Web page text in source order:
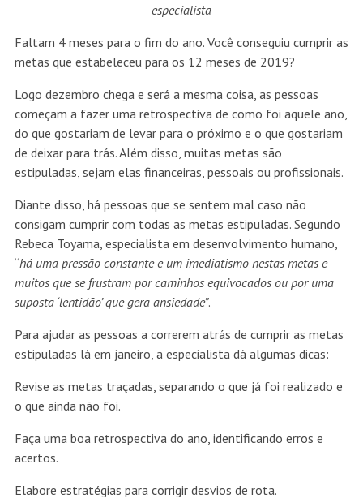
especialista
Faltam 4 meses para o fim do ano. Você conseguiu cumprir as
metas que estabeleceu para os 12 meses de 2019?
Logo dezembro chega e será a mesma coisa, as pessoas
começam a fazer uma retrospectiva de como foi aquele ano,
do que gostariam de levar para o próximo e o que gostariam
de deixar para trás. Além disso, muitas metas são
estipuladas, sejam elas financeiras, pessoais ou profissionais.
Diante disso, há pessoas que se sentem mal caso não
consigam cumprir com todas as metas estipuladas. Segundo
Rebeca Toyama, especialista em desenvolvimento humano,
“há uma pressão constante e um imediatismo nestas metas e
muitos que se frustram por caminhos equivocados ou por uma
suposta ‘lentidão’ que gera ansiedade”.
Para ajudar as pessoas a correrem atrás de cumprir as metas
estipuladas lá em janeiro, a especialista dá algumas dicas:
Revise as metas traçadas, separando o que já foi realizado e
o que ainda não foi.
Faça uma boa retrospectiva do ano, identificando erros e
acertos.
Elabore estratégias para corrigir desvios de rota.